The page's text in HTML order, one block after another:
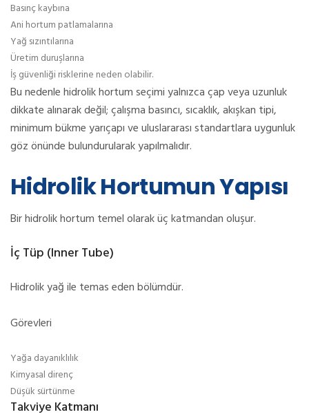
Basınç kaybına
Ani hortum patlamalarına
Yağ sızıntılarına
Üretim duruşlarına
İş güvenliği risklerine neden olabilir.
Bu nedenle hidrolik hortum seçimi yalnızca çap veya uzunluk
dikkate alınarak değil; çalışma basıncı, sıcaklık, akışkan tipi,
minimum bükme yarıçapı ve uluslararası standartlara uygunluk
göz önünde bulundurularak yapılmalıdır.
Hidrolik Hortumun Yapısı
Bir hidrolik hortum temel olarak üç katmandan oluşur.
İç Tüp (Inner Tube)
Hidrolik yağ ile temas eden bölümdür.
Görevleri
Yağa dayanıklılık
Kimyasal direnç
Düşük sürtünme
Takviye Katmanı